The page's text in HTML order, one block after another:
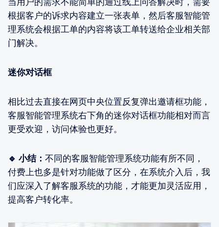
根据客户的诉求内容建立一张表单，然后客服智能管
理系统会根据工单的内容将该工单转送给企业相关部
门解决。
迷你对话框
相比过去直接在网页中央位置反复弹出邀请框功能，
客服智能管理系统右下角的迷你对话框功能相对而言
更受欢迎，访问体验也更好。
🔹 小结： 不同的客服智能管理系统功能有所不同，
付费上也多是针对功能做了区分，在系统介入后，我
们应深入了解客服系统的功能，才能更加灵活应用，
提高客户转化率。